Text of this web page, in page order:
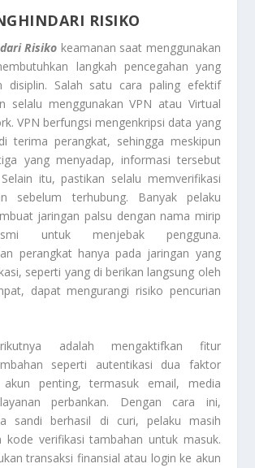
RISIKO
Risiko keamanan saat menggunakan
langkah pencegahan yang
disiplin. Salah satu cara paling efektif
selalu menggunakan VPN atau Virtual
VPN berfungsi mengenkripsi data yang
terima perangkat, sehingga meskipun
yang menyadap, informasi tersebut
itu, pastikan selalu memverifikasi
sebelum terhubung. Banyak pelaku
jaringan palsu dengan nama mirip
untuk menjebak pengguna.
perangkat hanya pada jaringan yang
seperti yang di berikan langsung oleh
dapat mengurangi risiko pencurian
adalah mengaktifkan fitur
seperti autentikasi dua faktor
penting, termasuk email, media
perbankan. Dengan cara ini,
sandi berhasil di curi, pelaku masih
kode verifikasi tambahan untuk masuk.
transaksi finansial atau login ke akun